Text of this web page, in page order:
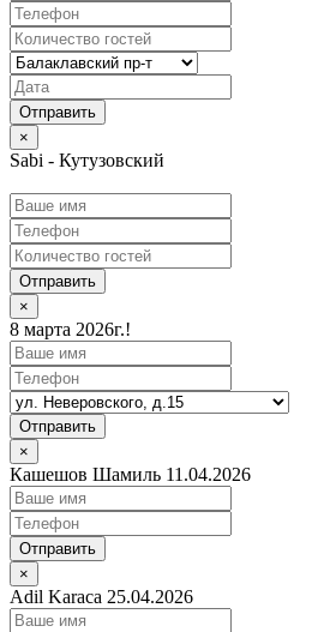
×
Sabi - Кутузовский
Отправить
×
8 марта 2026г.!
Отправить
×
Кашешов Шамиль 11.04.2026
Отправить
×
Adil Karaca 25.04.2026